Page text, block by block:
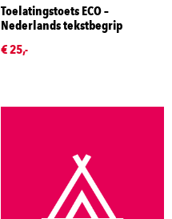
Toelatingstoets ECO –
Nederlands tekstbegrip
€ 25,-